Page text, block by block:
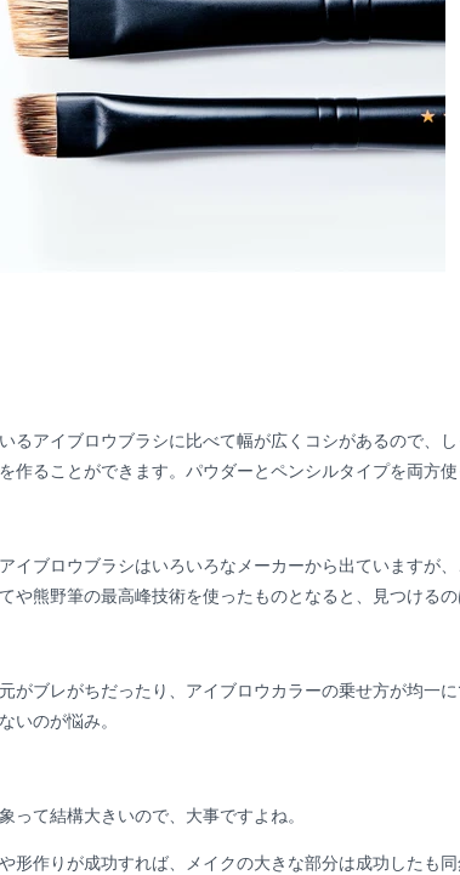
るアイブロウブラシに比べて幅が広くコシがあるので、
作ることができます。パウダーとペンシルタイプを両方
イブロウブラシはいろいろなメーカーから出ていますが
や熊野筆の最高峰技術を使ったものとなると、見つけるの
がブレがちだったり、アイブロウカラーの乗せ方が均一
いのが悩み。
って結構大きいので、大事ですよね。
形作りが成功すれば、メイクの大きな部分は成功したも同